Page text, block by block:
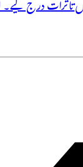
درج کیے۔